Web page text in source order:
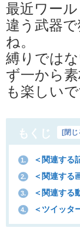
最近ワー
違う武器
ね。
縛りでは
ず一から
も楽しいで
もくじ [閉じ
1. ＜関連する
2. ＜関連する
3. ＜関連する
4. ＜ツイッタ